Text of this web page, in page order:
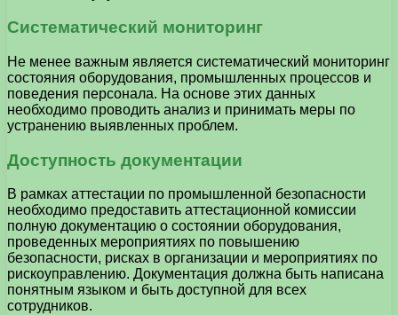
Систематический мониторинг
Не менее важным является систематический мониторинг
состояния оборудования, промышленных процессов и
поведения персонала. На основе этих данных
необходимо проводить анализ и принимать меры по
устранению выявленных проблем.
Доступность документации
В рамках аттестации по промышленной безопасности
необходимо предоставить аттестационной комиссии
полную документацию о состоянии оборудования,
проведенных мероприятиях по повышению
безопасности, рисках в организации и мероприятиях по
рискоуправлению. Документация должна быть написана
понятным языком и быть доступной для всех
сотрудников.